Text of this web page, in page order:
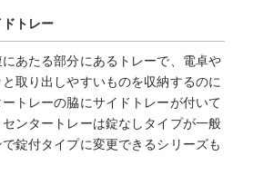
トレー
あたる部分にあるトレーで、電卓や
取り出しやすいものを収納するのに
トレーの脇にサイドトレーが付いて
ンタートレーは錠なしタイプが一般
錠付タイプに変更できるシリーズも